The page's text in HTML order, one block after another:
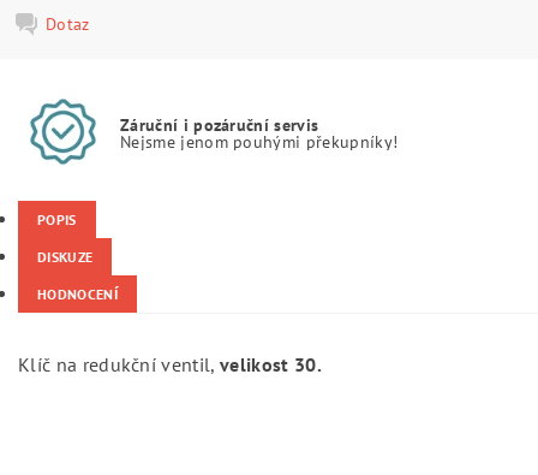
Dotaz
Záruční i pozáruční servis
Nejsme jenom pouhými překupníky!
POPIS
DISKUZE
HODNOCENÍ
Klíč na redukční ventil, velikost 30.